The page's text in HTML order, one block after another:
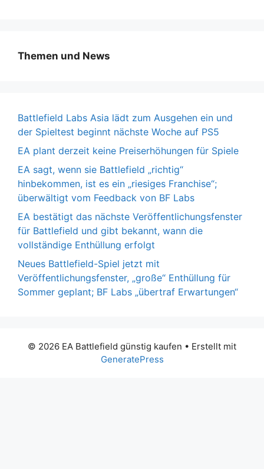
Themen und News
Battlefield Labs Asia lädt zum Ausgehen ein und
der Spieltest beginnt nächste Woche auf PS5
EA plant derzeit keine Preiserhöhungen für Spiele
EA sagt, wenn sie Battlefield „richtig“
hinbekommen, ist es ein „riesiges Franchise“;
überwältigt vom Feedback von BF Labs
EA bestätigt das nächste Veröffentlichungsfenster
für Battlefield und gibt bekannt, wann die
vollständige Enthüllung erfolgt
Neues Battlefield-Spiel jetzt mit
Veröffentlichungsfenster, „große“ Enthüllung für
Sommer geplant; BF Labs „übertraf Erwartungen“
© 2026 EA Battlefield günstig kaufen • Erstellt mit
GeneratePress